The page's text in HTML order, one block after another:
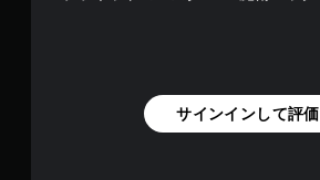
サインインして評価